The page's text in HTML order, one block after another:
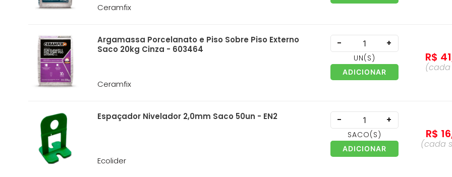
Ceramfix
Argamassa Porcelanato e Piso Sobre Piso Externo
Saco 20kg Cinza - 603464
Ceramfix
- +
UN(S)
ADICIONAR
R$ 41
Espaçador Nivelador 2,0mm Saco 50un - EN2
Ecolider
- +
SACO(S)
ADICIONAR
R$ 16
(cada